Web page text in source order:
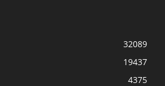
32089
19437
4375